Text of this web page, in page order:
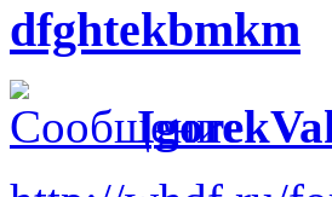
dfghtekbmkm